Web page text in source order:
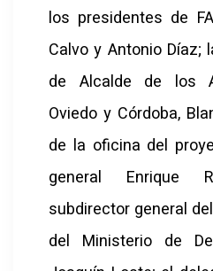
los presidentes de
Calvo y Antonio Díaz;
de Alcalde de los
Oviedo y Córdoba,
de la oficina del
general Enrique
subdirector general
del Ministerio de